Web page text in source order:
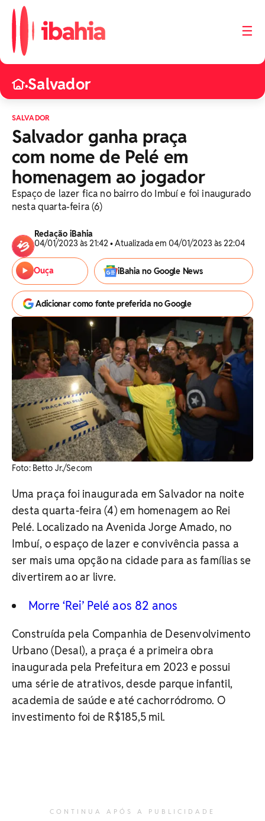
☰
•Salvador
SALVADOR
Salvador ganha praça
com nome de Pelé em
homenagem ao jogador
Espaço de lazer fica no bairro do Imbuí e foi inaugurado
nesta quarta-feira (6)
Redação iBahia
04/01/2023 às 21:42 • Atualizada em 04/01/2023 às 22:04
Ouça iBahia no Google News
Adicionar como fonte preferida no Google
Foto: Betto Jr./Secom
Uma praça foi inaugurada em Salvador na noite
desta quarta-feira (4) em homenagem ao Rei
Pelé. Localizado na Avenida Jorge Amado, no
Imbuí, o espaço de lazer e convivência passa a
ser mais uma opção na cidade para as famílias se
divertirem ao ar livre.
Morre ‘Rei’ Pelé aos 82 anos
Construída pela Companhia de Desenvolvimento
Urbano (Desal), a praça é a primeira obra
inaugurada pela Prefeitura em 2023 e possui
uma série de atrativos, desde parque infantil,
academia de saúde e até cachorródromo. O
investimento foi de R$185,5 mil.
CONTINUA APÓS A PUBLICIDADE